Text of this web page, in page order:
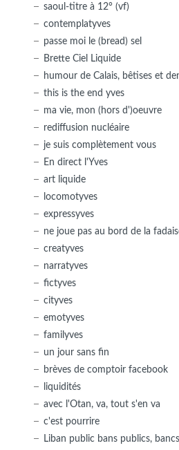
saoul-titre à 12° (vf)
contemplatyves
passe moi le (bread) sel
Brette Ciel Liquide
humour de Calais, bêtises et
this is the end yves
ma vie, mon (hors d')oeuvre
rediffusion nucléaire
je suis complètement vous
En direct l'Yves
art liquide
locomotyves
expressyves
ne joue pas au bord de la
creatyves
narratyves
fictyves
cityves
emotyves
familyves
un jour sans fin
brèves de comptoir facebook
liquidités
avec l'Otan, va, tout s'en va
c'est pourrire
Liban public bans publics,